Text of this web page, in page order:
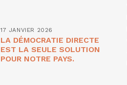
17 JANVIER 2026
LA DÉMOCRATIE DIRECTE
EST LA SEULE SOLUTION
POUR NOTRE PAYS.